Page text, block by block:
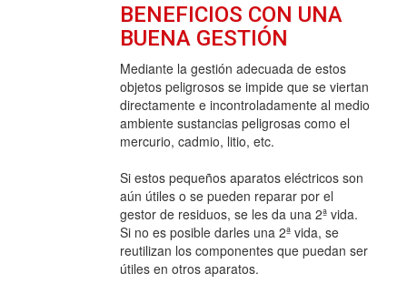
BENEFICIOS CON UNA
BUENA GESTIÓN
Mediante la gestión adecuada de estos
objetos peligrosos se impide que se viertan
directamente e incontroladamente al medio
ambiente sustancias peligrosas como el
mercurio, cadmio, litio, etc.
Si estos pequeños aparatos eléctricos son
aún útiles o se pueden reparar por el
gestor de residuos, se les da una 2ª vida.
Si no es posible darles una 2ª vida, se
reutilizan los componentes que puedan ser
útiles en otros aparatos.